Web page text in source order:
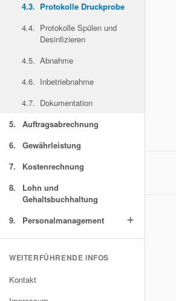
4.3. Protokolle Druckprobe
4.4. Protokolle Spülen und
Desinfizieren
4.5. Abnahme
4.6. Inbetriebnahme
4.7. Dokumentation
5.
Auftragsabrechnung
6.
Gewährleistung
7.
Kostenrechnung
8.
Lohn und
Gehaltsbuchhaltung
9.
Personalmanagement add
WEITERFÜHRENDE INFOS
Kontakt